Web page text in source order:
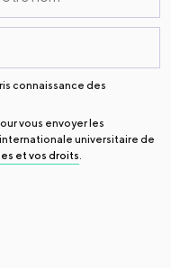
connaissance des
vous envoyer les
universitaire de
et vos droits.